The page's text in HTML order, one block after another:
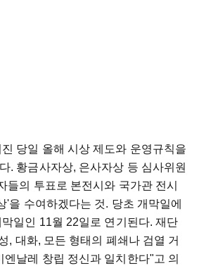
당일 올해 시상 제도와 운영규칙을
. 황금사자상, 은사자상 등 심사위원
들의 투표로 본전시와 국가관 전시
'을 수여하겠다는 것. 당초 개막일에
일인 11월 22일로 연기된다. 재단
, 대화, 모든 형태의 폐쇄나 검열 거
엔날레 창립 정신과 일치한다"고 의